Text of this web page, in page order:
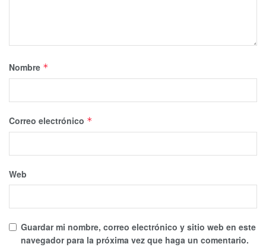
Nombre *
Correo electrónico *
Web
Guardar mi nombre, correo electrónico y sitio web en este
navegador para la próxima vez que haga un comentario.